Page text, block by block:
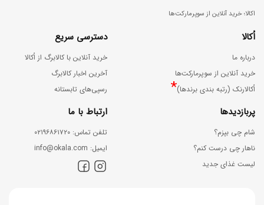
اکالا؛ خرید آنلاین از سوپرمارکت‌ها
اُکالا
درباره ما
خرید آنلاین از سوپرمارکت‌ها
اُکالارنک (رتبه بندی برندها)*
دسترسی سریع
خرید آنلاین با کالابرگ از اُکالا
آخرین اخبار کالابرگ
رسپی‌های تابستانه
پربازدیدها
شام چی بپزم؟
ناهار چی درست کنم؟
لیست غذای جدید
ارتباط با ما
ﺗﻠﻔﻦ ﺗﻤﺎس: ۰۲۱۹۶۸۶۱۷۲۰
اﯾﻤﯿﻞ: info@okala.com